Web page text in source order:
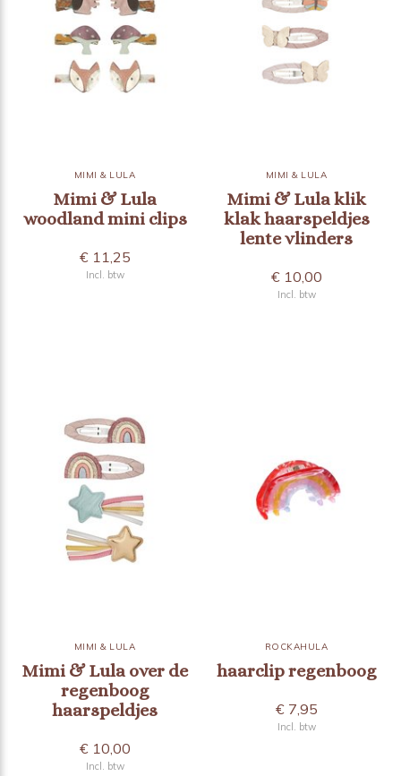
MIMI & LULA
Mimi & Lula
woodland mini clips
€ 11,25
Incl. btw
MIMI & LULA
Mimi & Lula klik
klak haarspeldjes
lente vlinders
€ 10,00
Incl. btw
MIMI & LULA
Mimi & Lula over de
regenboog
haarspeldjes
€ 10,00
Incl. btw
ROCKAHULA
haarclip regenboog
€ 7,95
Incl. btw